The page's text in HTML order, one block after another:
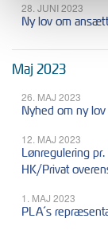
28. JUNI 2023
Ny lov om
Maj 2023
26. MAJ 2023
Nyhed om ny
12. MAJ 2023
Lønregulering
HK/Privat
1. MAJ 2023
PLA´s